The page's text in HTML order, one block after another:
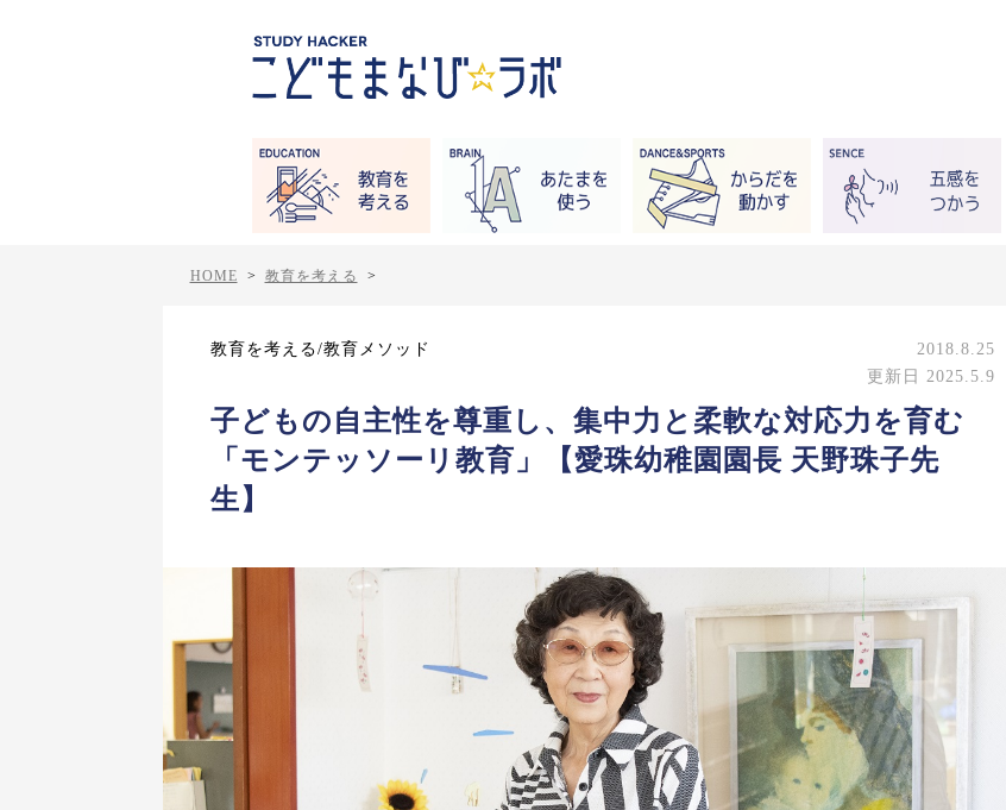
HOME > 教育を考える >
教育を考える/教育メソッド
2018.8.25
更新日 2025.5.9
子どもの自主性を尊重し、集中力と柔軟な対応力を育む
「モンテッソーリ教育」【愛珠幼稚園園長 天野珠子先
生】